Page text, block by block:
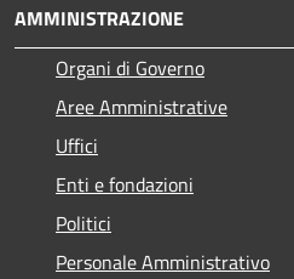
AMMINISTRAZIONE
Organi di Governo
Aree Amministrative
Uffici
Enti e fondazioni
Politici
Personale Amministrativo